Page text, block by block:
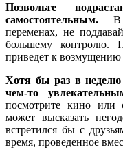
Позвольте
самостоятельным. В
переменах, не
большему контролю.
приведет к возмущению
Хотя бы раз в неделю
чем-то
посмотрите кино или
может высказать
встретился бы с
время, проведенное